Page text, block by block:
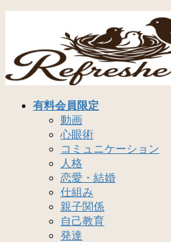
ン
ツ
へ
ー
シ
ョ
有料会員限定
動画
心眼術
コミュニケーション
人格
恋愛・結婚
仕組み
親子関係
自己教育
発達